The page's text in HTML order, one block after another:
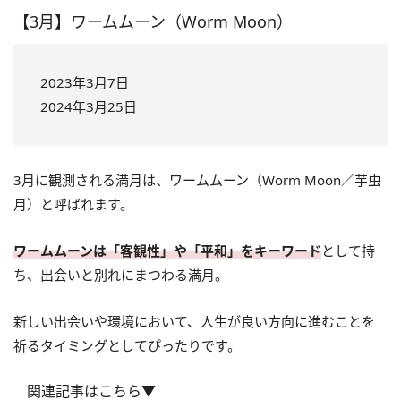
【3月】ワームムーン（Worm Moon）
2023年3月7日
2024年3月25日
3月に観測される満月は、ワームムーン（Worm Moon／芋虫
月）と呼ばれます。
ワームムーンは「客観性」や「平和」をキーワードとして持
ち、出会いと別れにまつわる満月。
新しい出会いや環境において、人生が良い方向に進むことを
祈るタイミングとしてぴったりです。
関連記事はこちら▼